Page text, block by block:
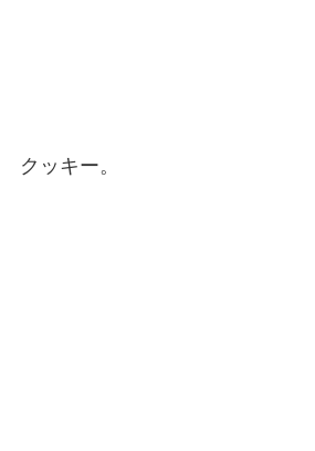
クッキー。